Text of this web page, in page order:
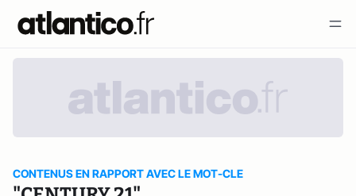
CONTENUS EN RAPPORT AVEC LE MOT-CLE